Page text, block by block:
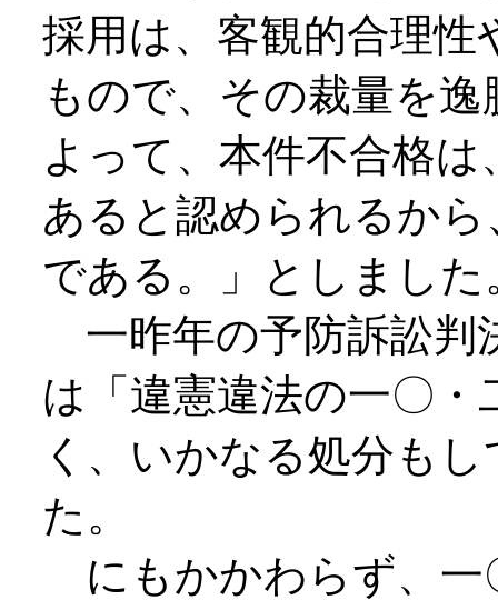
採用は、客観的合理性
もので、その裁量を
よって、本件不合格
あると認められるか
である。」としました
一昨年の予防訴訟判
は「違憲違法の一〇
く、いかなる処分も
た。
にもかかわらず、一